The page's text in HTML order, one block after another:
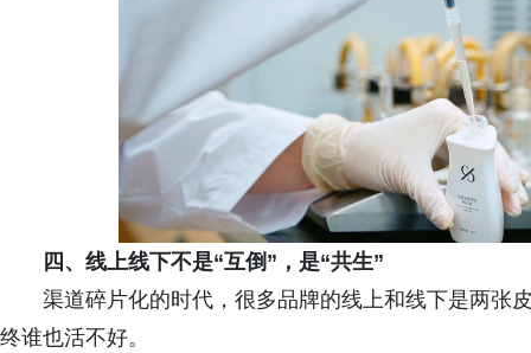
四、线上线下不是“互倒”，是“共生”
渠道碎片化的时代，很多品牌的线上和线下是两张
终谁也活不好。